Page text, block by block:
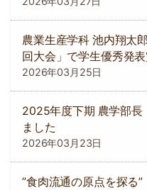
農業生産学科 池内翔太
回大会」で学生優秀発
2026年03月25日
2025年度下期 農学部長
ました
2026年03月23日
”食肉流通の原点を探